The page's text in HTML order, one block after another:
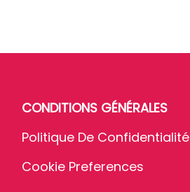
CONDITIONS GÉNÉRALES
Politique De Confidentialité
Cookie Preferences